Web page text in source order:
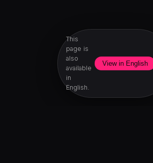
This
page is
also
available
in
English.
View in English